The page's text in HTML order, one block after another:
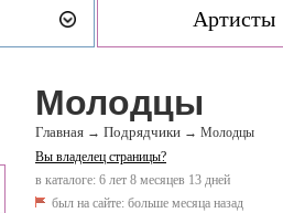
Артисты
Молодцы
Главная → Подрядчики → Молодцы
Вы владелец страницы?
в каталоге: 6 лет 8 месяцев 13 дней
был на сайте: больше месяца назад